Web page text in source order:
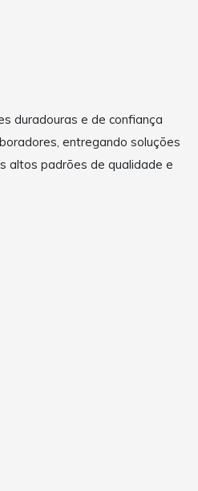
duradouras e de confiança
entregando soluções
altos padrões de qualidade e